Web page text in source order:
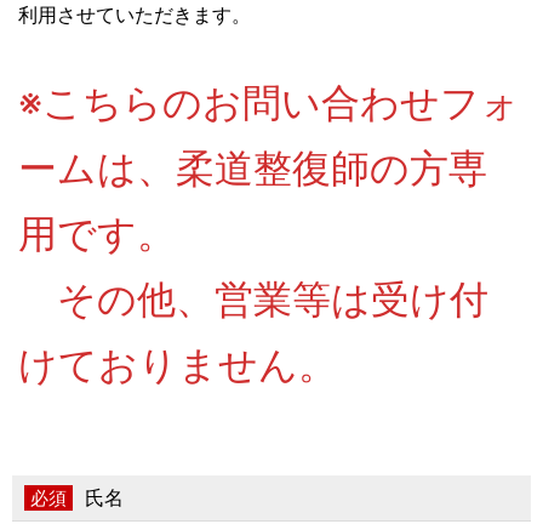
利用させていただきます。
※こちらのお問い合わせフォ
ームは、柔道整復師の方専
用です。
その他、営業等は受け付
けておりません。
必須 氏名